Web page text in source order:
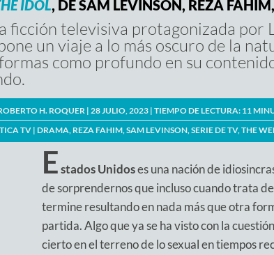
IDOL, DE SAM LEVINSON, REZA
ficción televisiva protagonizada por
un viaje a lo más oscuro de la
como profundo en su
H. ROQUER | 28 JULIO, 2023 | TIEMPO DE LECTURA: 11
TV | DRAMA, REZA FAHIM,SAM LEVINSON,SERIE DE TV,THE
Estados Unidoses una nación de
de sorprendernos que incluso cuando trata
termine resultando en nada más que otra
partida. Algo que ya se ha visto con la
cierto en el terreno de lo sexual en tiempos